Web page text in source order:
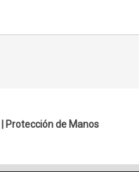
Protección de Manos